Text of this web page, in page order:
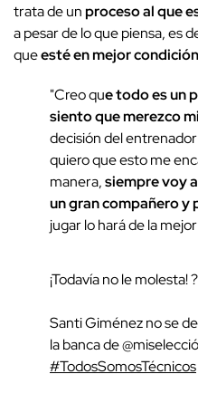
trata de unproceso al que
a pesar de lo que piensa, es
queesté en mejor
"Creo que todo es un
siento que merezco
decisión del
quiero que esto me
manera,siempre voy
un gran compañero y
jugar lo hará de la
¡Todavía no le molesta!
Santi Giménez no se
la banca de
#TodosSomosTécnicos